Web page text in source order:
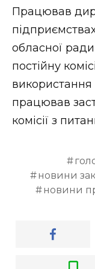
Працював
обласної
постійну
використання
працював
комісії з
новини
новини